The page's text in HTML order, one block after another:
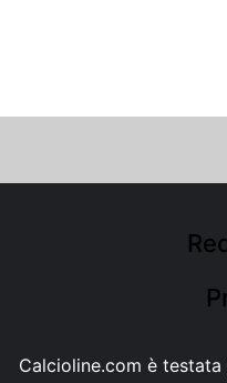
Calcioline.com è